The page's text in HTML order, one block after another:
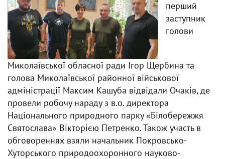
перший
заступник
голови
Миколаївської обласної ради Ігор Щербина та
голова Миколаївської районної військової
адміністрації Максим Кашуба відвідали Очаків, де
провели робочу нараду з в.о. директора
Національного природного парку «Білобережжя
Святослава» Вікторією Петренко. Також участь в
обговореннях взяли начальник Покровсько-
Хуторського природоохоронного науково-